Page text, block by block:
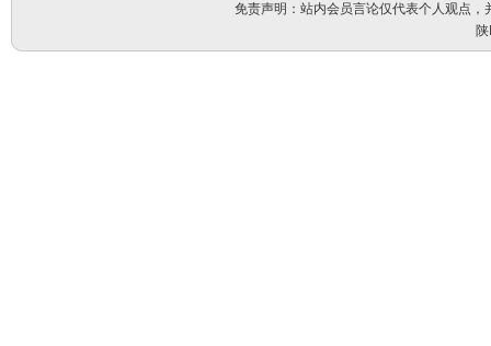
免责声明：站内会员言论仅代表个人观点